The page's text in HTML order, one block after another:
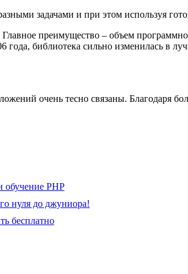
задачами и при этом используя
преимущество – объем
библиотека сильно изменилась в
очень тесно связаны. Благодаря
обучение PHP
нуля до джуниора!
бесплатно